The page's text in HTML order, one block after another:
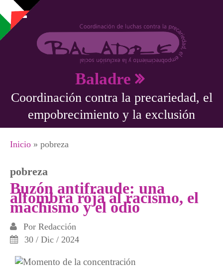
Pasar al contenido principal
Baladre
Coordinación contra la precariedad, el
empobrecimiento y la exclusión
Se encuentra usted aquí
Inicio » pobreza
pobreza
Buzón antifraude: una
alfombra roja al racismo, el
machismo y el odio
Por Redacción
30 / Dic / 2024